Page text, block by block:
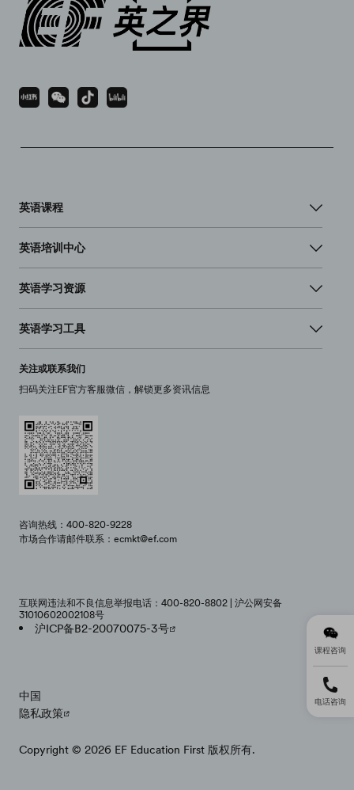
英语课程
英语培训中心
英语学习资源
英语学习工具
关注或联系我们
扫码关注EF官方客服微信，解锁更多资讯信息
咨询热线：400-820-9228
市场合作请邮件联系：ecmkt@ef.com
互联网违法和不良信息举报电话：400-820-8802 | 沪公网安备
31010602002108号
沪ICP备B2-20070075-3号
中国
隐私政策
Copyright © 2026 EF Education First 版权所有.
课程咨询
电话咨询